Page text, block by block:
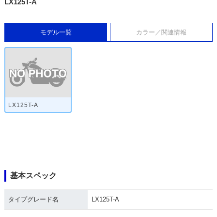
モデル一覧 カラー／関連情報
LX125T-A
基本スペック
タイプグレード名 LX125T-A